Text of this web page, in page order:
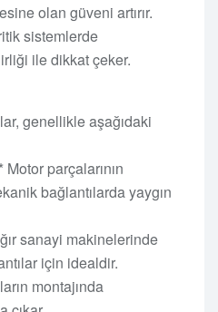
olan güveni artırır.
sistemlerde
ile dikkat çeker.
genellikle aşağıdaki
parçalarının
bağlantılarda yaygın
sanayi makinelerinde
için idealdir.
montajında